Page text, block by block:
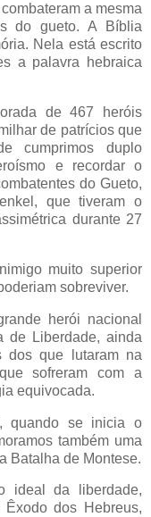
a mesma
do gueto. A Bíblia
Nela está escrito
a palavra hebraica
de 467 heróis
de patrícios que
cumprimos duplo
e recordar o
do Gueto,
que tiveram o
durante 27
muito superior
sobreviver.
herói nacional
de Liberdade, ainda
dos que lutaram na
sofreram com a
equivocada.
quando se inicia o
também uma
Batalha de Montese.
ideal da liberdade,
dos Hebreus,